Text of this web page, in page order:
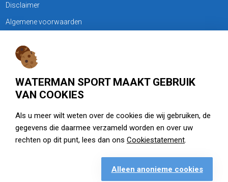
WATERMAN SPORT MAAKT GEBRUIK
VAN COOKIES
Als u meer wilt weten over de cookies die wij gebruiken, de
gegevens die daarmee verzameld worden en over uw
rechten op dit punt, lees dan ons Cookiestatement
Alleen anonieme cookies
Disclaimer
Algemene voorwaarden
KLANTENSERVICE
020 - 6901044
Openingstijden
zie watermansport.nl